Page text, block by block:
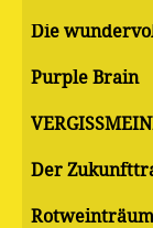
Die
Purple Brain
Der